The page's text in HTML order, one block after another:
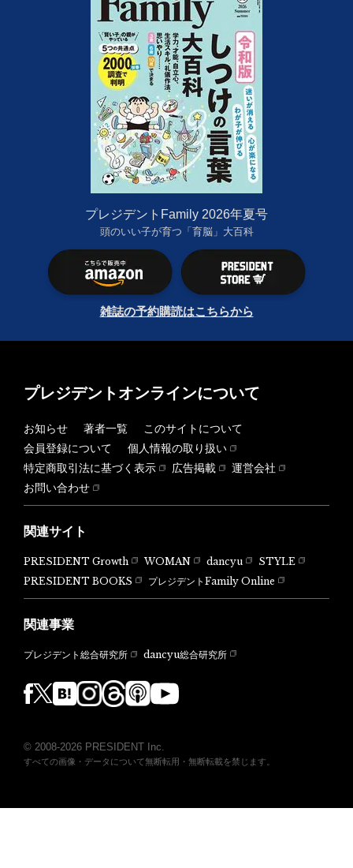
プレジデントFamily 2026年夏号
頭のいい子が育つ「育脳」大百科
雑誌の予約購読はこちらから
プレジデントオンラインについて
お知らせ 著者一覧
このサイトについて
会員登録について
個人情報の取り扱い
特定商取引法に基づく表示
広告掲載
運営会社
お問い合わせ
関連サイト
PRESIDENT Growth WOMAN dancyu
STYLE
PRESIDENT BOOKS
プレジデントFamily Online
関連事業
プレジデント総合研究所 dancyu総合研究所
© 2008-2026 PRESIDENT Inc.
すべての画像・データについて無断転用・無断転載を禁じます。